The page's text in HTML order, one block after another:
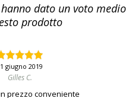
dato un voto medio
prodotto
giugno 2019
Gilles C.
prezzo conveniente